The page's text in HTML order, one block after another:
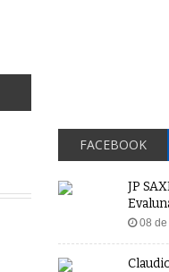
FACEBOOK
JP
08 de